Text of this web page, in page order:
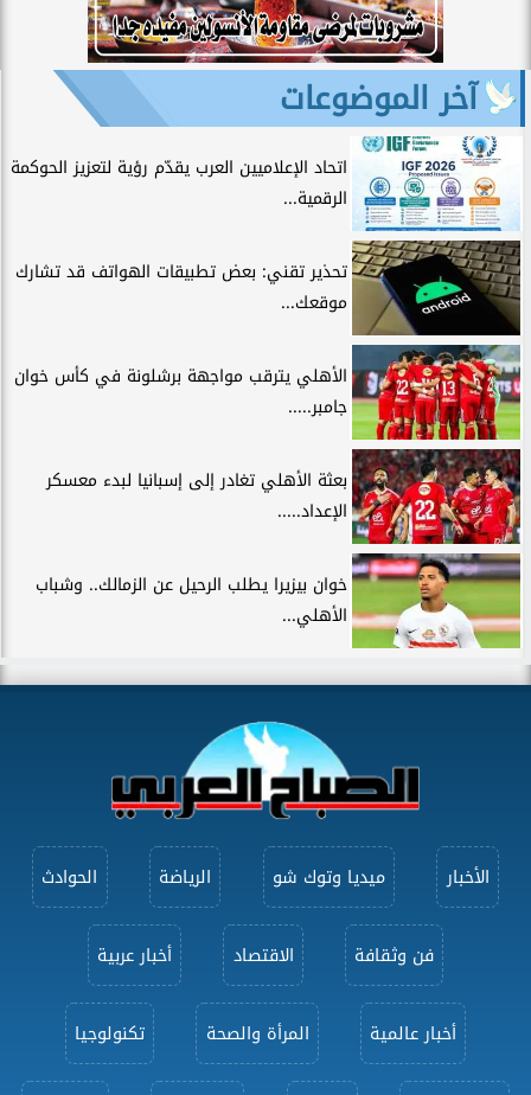
آخر الموضوعات
اتحاد الإعلاميين العرب يقدّم رؤية لتعزيز الحوكمة
الرقمية...
تحذير تقني: بعض تطبيقات الهواتف قد تشارك
موقعك...
الأهلي يترقب مواجهة برشلونة في كأس خوان
جامبر.....
بعثة الأهلي تغادر إلى إسبانيا لبدء معسكر
الإعداد.....
خوان بيزيرا يطلب الرحيل عن الزمالك.. وشباب
الأهلي...
الأخبار ميديا وتوك شو الرياضة الحوادث
فن وثقافة الاقتصاد أخبار عربية
أخبار عالمية المرأة والصحة تكنولوجيا